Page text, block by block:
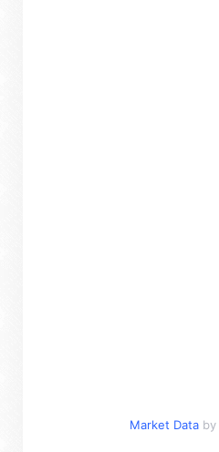
Market Data by